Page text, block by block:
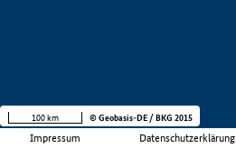
Impressum Datenschutzerklärung
100 km © Geobasis-DE / BKG 2015